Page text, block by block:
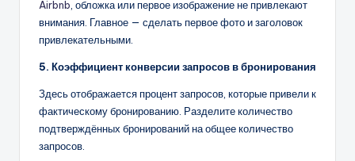
Airbnb , обложка или первое изображение не привлекают
внимания. Главное — сделать первое фото и заголовок
привлекательными.
5. Коэффициент конверсии запросов в бронирования
Здесь отображается процент запросов, которые привели к
фактическому бронированию. Разделите количество
подтверждённых бронирований на общее количество
запросов.